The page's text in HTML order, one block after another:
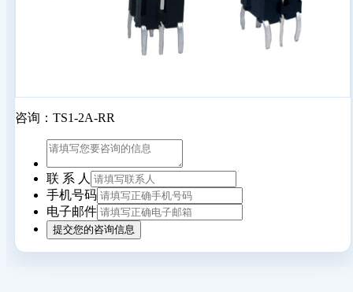
咨询：TS1-2A-RR
联 系 人
手机号码
电子邮件